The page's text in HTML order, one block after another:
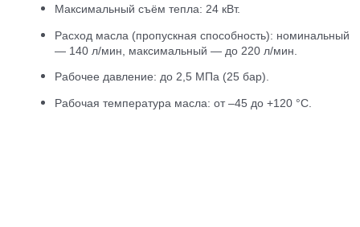
Максимальный съём тепла: 24 кВт.
Расход масла (пропускная способность): номинальный
— 140 л/мин, максимальный — до 220 л/мин.
Рабочее давление: до 2,5 МПа (25 бар).
Рабочая температура масла: от –45 до +120 °С.